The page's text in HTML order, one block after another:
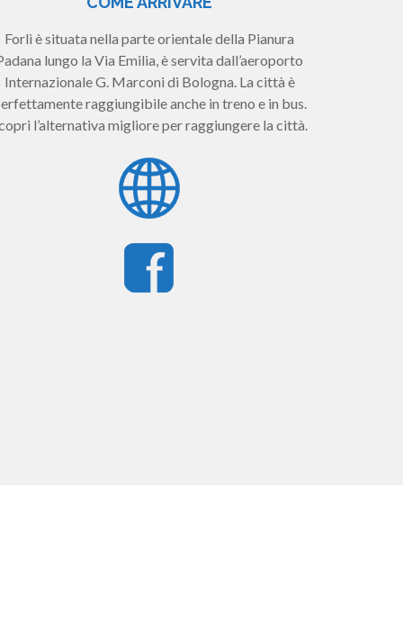
Forlì è situata nella parte orientale della Pianura
lungo la Via Emilia, è servita dall’aeroporto
Internazionale G. Marconi di Bologna. La città è
raggiungibile anche in treno e in bus.
l’alternativa migliore per raggiungere la città.